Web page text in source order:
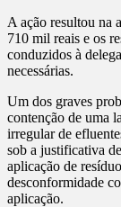
A ação resultou na
710 mil reais e os
conduzidos à
necessárias.
Um dos graves
contenção de uma
irregular de
sob a justificativa
aplicação de
desconformidade
aplicação.